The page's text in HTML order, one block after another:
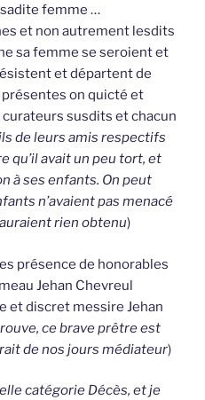
femme …
et non autrement lesdits
sa femme se seroient et
et départent de
on quicté et
susdits et chacun
de leurs amis respectifs
qu’il avait un peu tort, et
à ses enfants. On peut
n’avaient pas menacé
rien obtenu)
présence de honorables
Jehan Chevreul
et discret messire Jehan
ce brave prêtre est
de nos jours médiateur)
catégorie Décès, et je